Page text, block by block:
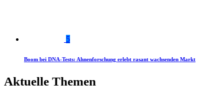
5
Boom bei DNA-Tests: Ahnenforschung erlebt rasant wachsenden Markt
Aktuelle Themen